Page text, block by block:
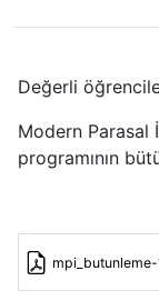
Değerli
Modern Parasal
programının